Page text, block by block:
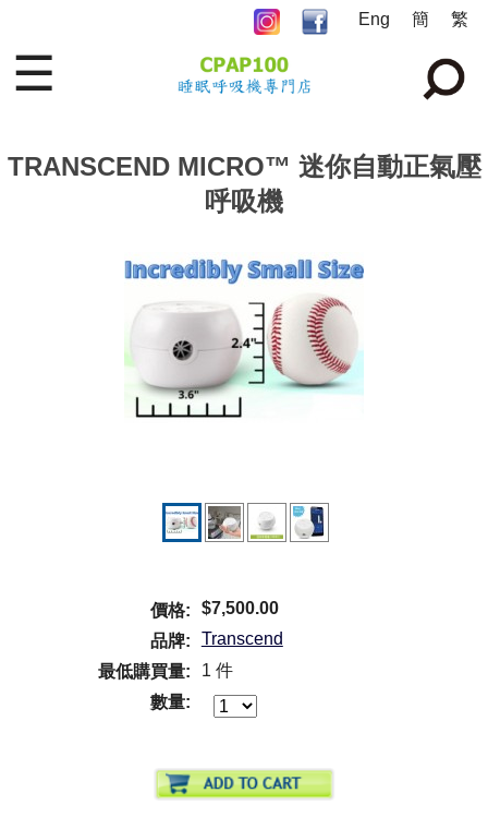
Eng 簡 繁
☰
TRANSCEND MICRO™ 迷你自動正氣壓
呼吸機
價格:
$7,500.00
品牌:
Transcend
最低購買量:
1 件
數量: